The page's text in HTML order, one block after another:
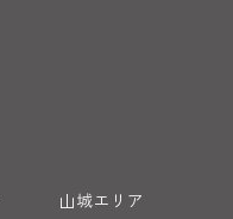
山城エリア